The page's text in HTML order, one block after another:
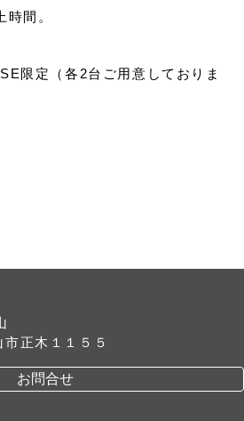
間。
限定（各2台ご用意しておりま
正木１１５５
お問合せ